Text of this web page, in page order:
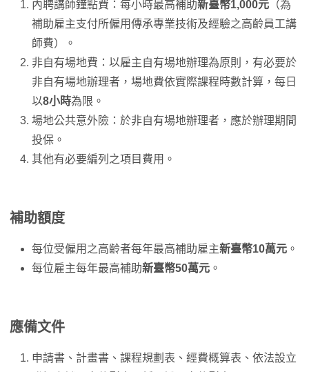
內聘講師鐘點費：每小時最高補助新臺幣1,000元 （為
補助雇主支付所僱用傳承專業技術及經驗之高齡員工講
師費）。
非自有場地費：以雇主自有場地辦理為原則，有必要於
非自有場地辦理者，場地費依實際課程時數計算，每日
以8小時為限。
場地公共意外險：於非自有場地辦理者，應於辦理期間
投保。
其他有必要編列之項目費用。
補助額度
每位受僱用之高齡者每年最高補助雇主新臺幣10萬元 。
每位雇主每年最高補助新臺幣50萬元 。
應備文件
申請書、計畫書、課程規劃表、經費概算表、依法設立